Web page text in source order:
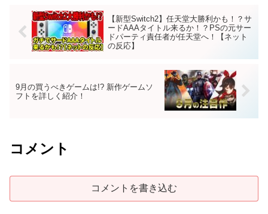
【新型Switch2】任天堂大勝利かも！？サ
ードAAAタイトル来るか！？PSの元サー
ドパーティ責任者が任天堂へ！【ネット
の反応】
9月の買うべきゲームは!? 新作ゲームソ
フトを詳しく紹介！
コメント
コメントを書き込む